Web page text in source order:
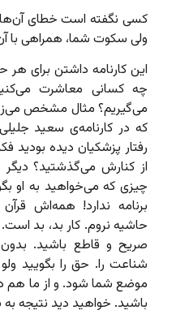
کسی نگفته است خطای آن‌ها
ولی سکوت شما، همراهی
این کارنامه داشتن برای
چه کسانی معاشرت
می‌گیریم؟ مثال مشخص
که در کارنامه‌ی سعید
رفتار پزشکیان دیده بودید
از کنارش می‌گذشتید؟
چیزی که می‌‌خواهید به او
برنامه ندارد! همه‌اش
حاشیه نروم. کار بد، بد
صریح و قاطع باشید.
شناعت را. حق را بگویید
موضع شما شود. و از ما هم
باشید. خواهید دید نتیجه